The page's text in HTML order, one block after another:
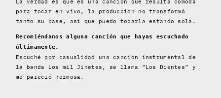
La verdad es que es una canción que resulta cómoda
para tocar en vivo, la producción no transformó
tanto su base, así que puedo tocarla estando sola.
Recomiéndanos alguna canción que hayas escuchado
últimamente.
Escuché por casualidad una canción instrumental de
la banda Los mil Jinetes, se llama “Los Dientes” y
me pareció hermosa.